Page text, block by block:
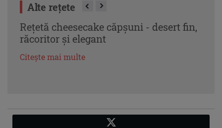
Alte rețete
Rețetă cheesecake căpșuni - desert fin,
răcoritor și elegant
Citește mai multe